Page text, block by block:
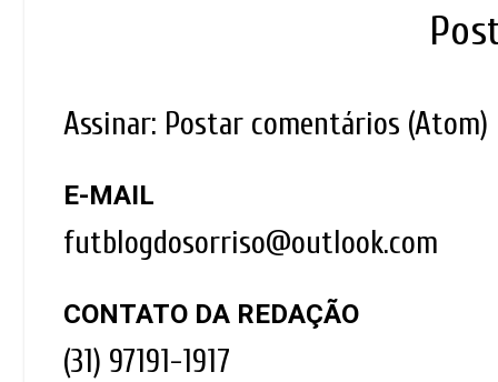
Assinar: Postar comentários (Atom)
E-MAIL
futblogdosorriso@outlook.com
CONTATO DA REDAÇÃO
(31) 97191-1917